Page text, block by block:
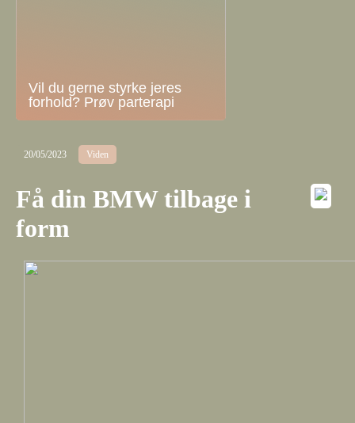
Vil du gerne styrke jeres
forhold? Prøv parterapi
20/05/2023 Viden
Få din BMW tilbage i
form